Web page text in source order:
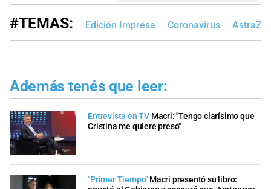
#TEMAS: Edición Impresa Coronavirus
Además tenés que leer:
Entrevista en TV Macri: "Tengo clarísimo que
Cristina me quiere preso"
"Primer Tiempo" Macri presentó su libro: